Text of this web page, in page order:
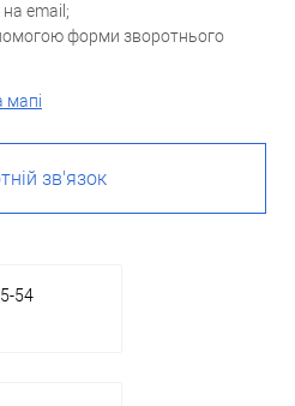
email;
форми зворотнього
мапі
зв'язок
54